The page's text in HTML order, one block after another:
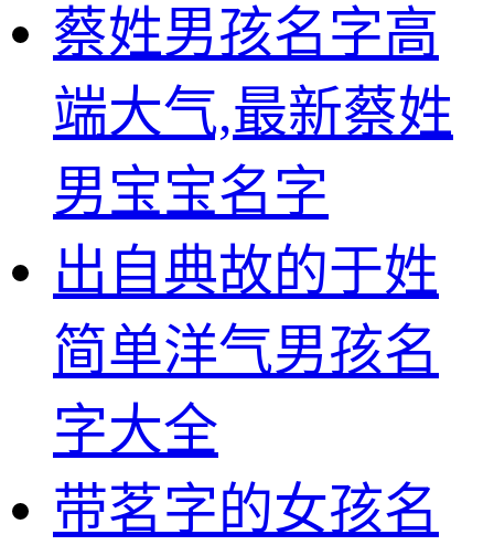
蔡姓男孩名字高
端大气,最新蔡姓
男宝宝名字
出自典故的于姓
简单洋气男孩名
字大全
带茗字的女孩名